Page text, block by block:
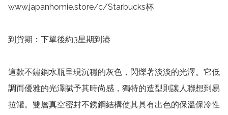
www.japanhomie.store/c/Starbucks杯
到貨期：下單後約3星期到港
這款不鏽鋼水瓶呈現沉穩的灰色，閃爍著淡淡的光澤。它低
調而優雅的光澤賦予其時尚感，獨特的造型則讓人聯想到易
拉罐。雙層真空密封不銹鋼結構使其具有出色的保溫保冷性